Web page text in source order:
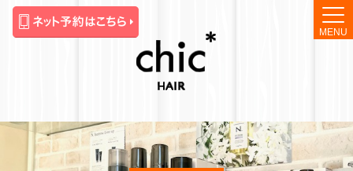
MENU